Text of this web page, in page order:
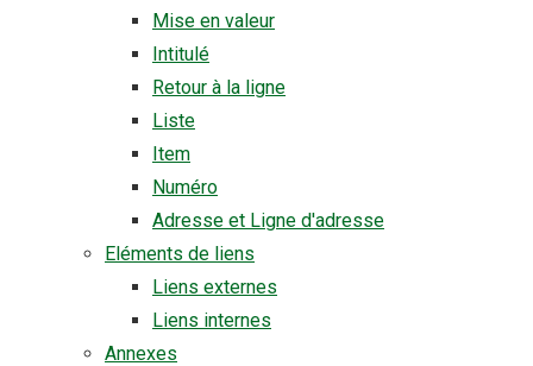
Mise en valeur
Intitulé
Retour à la ligne
Liste
Item
Numéro
Adresse et Ligne d'adresse
Eléments de liens
Liens externes
Liens internes
Annexes